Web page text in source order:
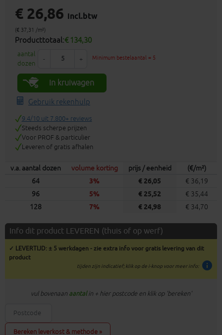
€ 26,86 incl.btw
(€ 37,31 /m²)
Producttotaal:€ 134,30
aantal
dozen
- + Minimum bestelaantal = 5
In kruiwagen
Gebruik rekenhulp
9.4/10 uit 7.800+ reviews
Steeds scherpe prijzen
Voor PROF & particulier
Leveren of gratis afhalen
v.a. aantal dozen volume korting prijs / eenheid
(€/m²)
64
3% € 26,05
€ 36,19
96
5% € 25,52
€ 35,44
128
7% € 24,98 € 34,70
Info dit product LEVEREN (thuis of op werf)
✓ LEVERTIJD: ± 5 werkdagen - zie extra info voor gratis levering van dit
product
info
tijden zijn indicatief; klik op de i-knop voor meer info:
vul bovenaan aantalin + hier postcode en klik op 'bereken'
Bereken leverkost & methode »